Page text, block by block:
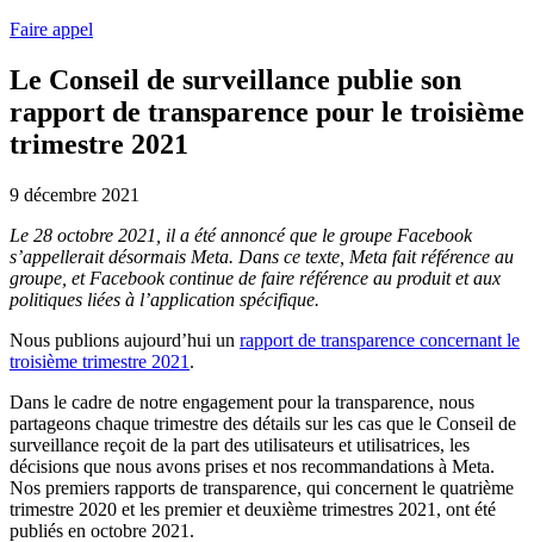
Faire appel
Le Conseil de surveillance publie son
rapport de transparence pour le troisième
trimestre 2021
9 décembre 2021
Le 28 octobre 2021, il a été annoncé que le groupe Facebook
s’appellerait désormais Meta. Dans ce texte, Meta fait référence au
groupe, et Facebook continue de faire référence au produit et aux
politiques liées à l’application spécifique.
Nous publions aujourd’hui un rapport de transparence concernant le
troisième trimestre 2021 .
Dans le cadre de notre engagement pour la transparence, nous
partageons chaque trimestre des détails sur les cas que le Conseil de
surveillance reçoit de la part des utilisateurs et utilisatrices, les
décisions que nous avons prises et nos recommandations à Meta.
Nos premiers rapports de transparence, qui concernent le quatrième
trimestre 2020 et les premier et deuxième trimestres 2021, ont été
publiés en octobre 2021.